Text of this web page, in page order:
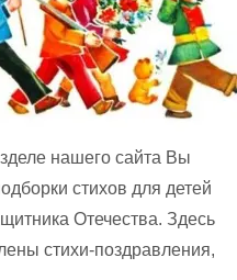
нашего сайта Вы
стихов для детей
Отечества. Здесь
стихи-поздравления,